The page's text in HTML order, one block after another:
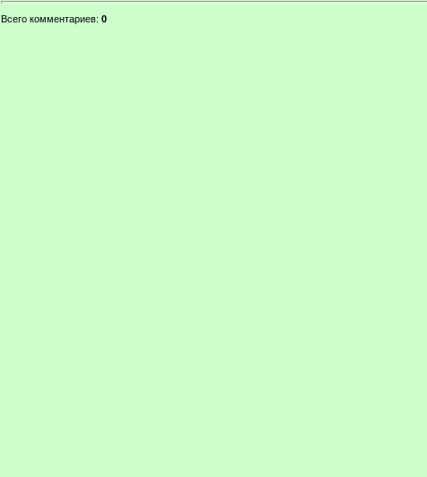
Всего комментариев: 0